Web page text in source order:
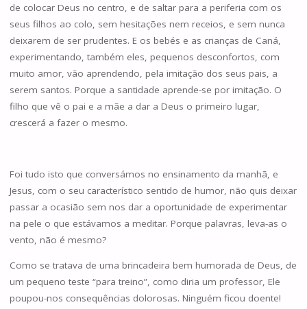
de colocar Deus no centro, e de saltar para a periferia com os
seus filhos ao colo, sem hesitações nem receios, e sem nunca
deixarem de ser prudentes. E os bebés e as crianças de Caná,
experimentando, também eles, pequenos desconfortos, com
muito amor, vão aprendendo, pela imitação dos seus pais, a
serem santos. Porque a santidade aprende-se por imitação. O
filho que vê o pai e a mãe a dar a Deus o primeiro lugar,
crescerá a fazer o mesmo.
Foi tudo isto que conversámos no ensinamento da manhã, e
Jesus, com o seu característico sentido de humor, não quis deixar
passar a ocasião sem nos dar a oportunidade de experimentar
na pele o que estávamos a meditar. Porque palavras, leva-as o
vento, não é mesmo?
Como se tratava de uma brincadeira bem humorada de Deus, de
um pequeno teste “para treino”, como diria um professor, Ele
poupou-nos consequências dolorosas. Ninguém ficou doente!